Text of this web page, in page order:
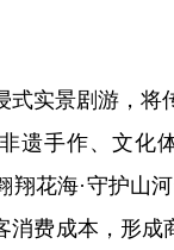
式实景剧游，将
遗手作、文化
翔花海·守护山
消费成本，形成